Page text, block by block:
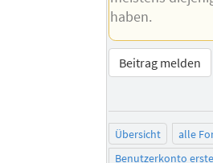
haben.
Beitrag melden
Übersicht alle
Benutzerkonto